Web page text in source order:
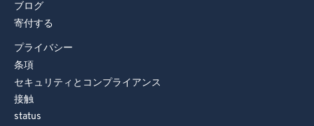
ブログ
寄付する
プライバシー
条項
セキュリティとコンプライアンス
接触
status